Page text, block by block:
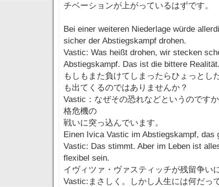
チベーションが上がっているはずです。
Bei einer weiteren Niederlage würde
sicher der Abstiegskampf drohen.
Vastic: Was heißt drohen, wir stecken
Abstiegskampf. Das ist die bittere
もしもまた負けてしまったらひょっとし
も出てくるのではありませんか？
Vastic：なぜその恐れなどというのです
格危機の
戦いに突っ込んでいます。
Einen Ivica Vastic im Abstiegskampf, das
Vastic: Das stimmt. Aber im Leben ist
flexibel sein.
イヴィツァ・ヴァスティッチが残留争い
Vastic:まさしく。しかし人生には何だっ